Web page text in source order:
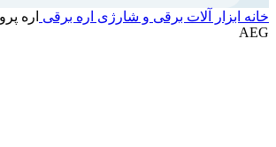
خانه ابزار آلات برقی و شارژی اره برقی
AEG